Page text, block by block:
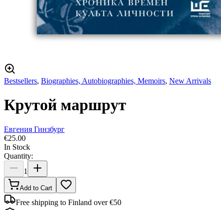
Bestsellers, Biographies, Autobiographies, Memoirs, New Arrivals
Крутой маршрут
Евгения Гинзбург
€25.00
In Stock
Quantity:
1
Add to Cart
Free shipping to Finland over €50